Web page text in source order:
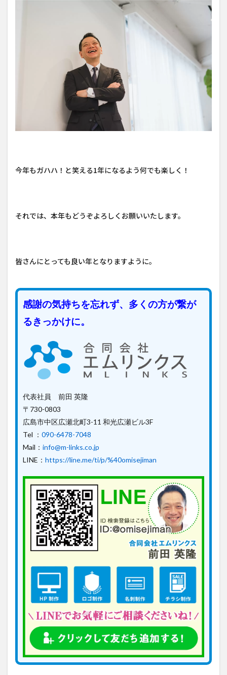
今年もガハハ！と笑える1年になるよう何でも楽しく！
それでは、本年もどうぞよろしくお願いいたします。
皆さんにとっても良い年となりますように。
感謝の気持ちを忘れず、多くの方が繋が
るきっかけに。
代表社員 前田 英隆
〒730-0803
広島市中区広瀬北町3-11 和光広瀬ビル3F
Tel ： 090-6478-7048
Mail： info@m-links.co.jp
LINE： https://line.me/ti/p/%40omisejiman